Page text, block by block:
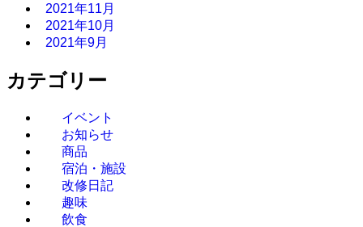
2021年11月
2021年10月
2021年9月
カテゴリー
イベント
お知らせ
商品
宿泊・施設
改修日記
趣味
飲食